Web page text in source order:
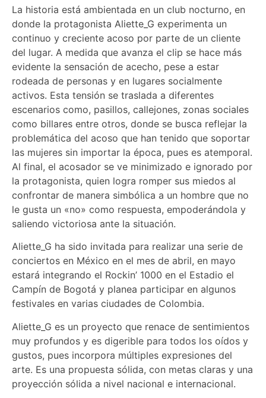
La historia está ambientada en un club nocturno, en
donde la protagonista Aliette_G experimenta un
continuo y creciente acoso por parte de un cliente
del lugar. A medida que avanza el clip se hace más
evidente la sensación de acecho, pese a estar
rodeada de personas y en lugares socialmente
activos. Esta tensión se traslada a diferentes
escenarios como, pasillos, callejones, zonas sociales
como billares entre otros, donde se busca reflejar la
problemática del acoso que han tenido que soportar
las mujeres sin importar la época, pues es atemporal.
Al final, el acosador se ve minimizado e ignorado por
la protagonista, quien logra romper sus miedos al
confrontar de manera simbólica a un hombre que no
le gusta un «no» como respuesta, empoderándola y
saliendo victoriosa ante la situación.
Aliette_G ha sido invitada para realizar una serie de
conciertos en México en el mes de abril, en mayo
estará integrando el Rockin’ 1000 en el Estadio el
Campín de Bogotá y planea participar en algunos
festivales en varias ciudades de Colombia.
Aliette_G es un proyecto que renace de sentimientos
muy profundos y es digerible para todos los oídos y
gustos, pues incorpora múltiples expresiones del
arte. Es una propuesta sólida, con metas claras y una
proyección sólida a nivel nacional e internacional.